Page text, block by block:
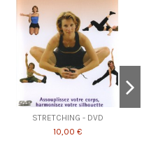
STRETCHING - DVD
10,00 €